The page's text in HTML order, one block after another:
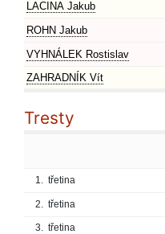
LACINA Jakub
ROHN Jakub
VYHNÁLEK Rostislav
ZAHRADNÍK Vít
Tresty
1. třetina
2. třetina
3. třetina